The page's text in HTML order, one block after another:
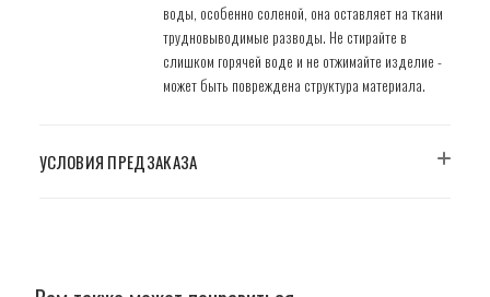
воды, особенно соленой, она оставляет на ткани
трудновыводимые разводы. Не стирайте в
слишком горячей воде и не отжимайте изделие -
может быть повреждена структура материала.
УСЛОВИЯ ПРЕДЗАКАЗА